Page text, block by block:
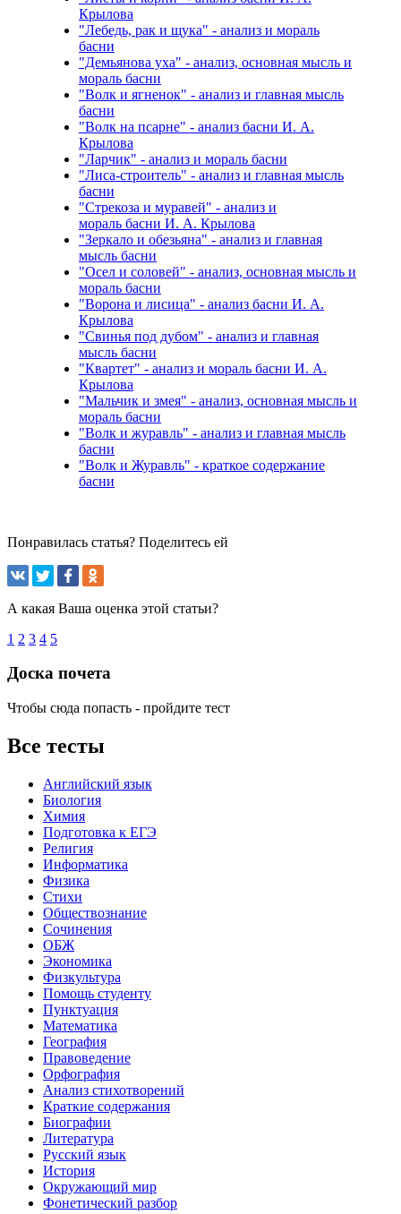
Крылова
"Лебедь, рак и щука" - анализ и мораль
басни
"Демьянова уха" - анализ, основная мысль и
мораль басни
"Волк и ягненок" - анализ и главная мысль
басни
"Волк на псарне" - анализ басни И. А.
Крылова
"Ларчик" - анализ и мораль басни
"Лиса-строитель" - анализ и главная мысль
басни
"Стрекоза и муравей" - анализ и
мораль басни И. А. Крылова
"Зеркало и обезьяна" - анализ и главная
мысль басни
"Осел и соловей" - анализ, основная мысль и
мораль басни
"Ворона и лисица" - анализ басни И. А.
Крылова
"Свинья под дубом" - анализ и главная
мысль басни
"Квартет" - анализ и мораль басни И. А.
Крылова
"Мальчик и змея" - анализ, основная мысль и
мораль басни
"Волк и журавль" - анализ и главная мысль
басни
"Волк и Журавль" - краткое содержание
басни
Понравилась статья? Поделитесь ей
А какая Ваша оценка этой статьи?
1 2 3 4 5
Доска почета
Чтобы сюда попасть - пройдите тест
Все тесты
Английский язык
Биология
Химия
Подготовка к ЕГЭ
Религия
Информатика
Физика
Стихи
Обществознание
Сочинения
ОБЖ
Экономика
Физкультура
Помощь студенту
Пунктуация
Математика
География
Правоведение
Орфография
Анализ стихотворений
Краткие содержания
Биографии
Литература
Русский язык
История
Окружающий мир
Фонетический разбор